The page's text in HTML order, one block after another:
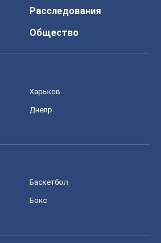
Расследования
Общество
Харьков
Днепр
Баскетбол
Бокс